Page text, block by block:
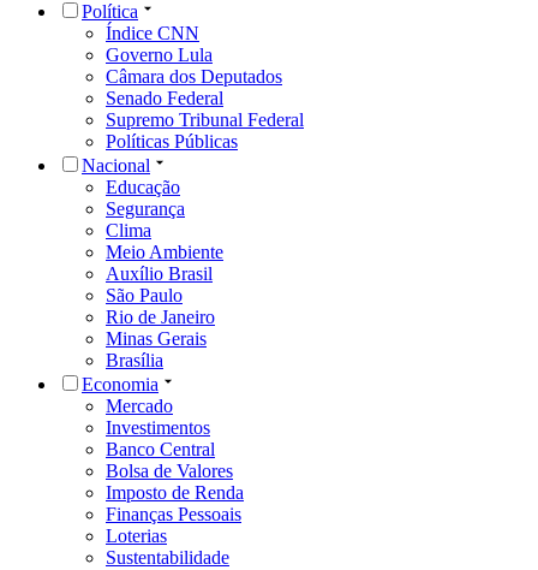
Política
Índice CNN
Governo Lula
Câmara dos Deputados
Senado Federal
Supremo Tribunal Federal
Políticas Públicas
Nacional
Educação
Segurança
Clima
Meio Ambiente
Auxílio Brasil
São Paulo
Rio de Janeiro
Minas Gerais
Brasília
Economia
Mercado
Investimentos
Banco Central
Bolsa de Valores
Imposto de Renda
Finanças Pessoais
Loterias
Sustentabilidade